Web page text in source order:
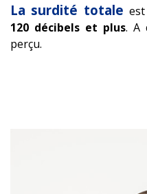
La surdité totale
120 décibels et plus. A
perçu.